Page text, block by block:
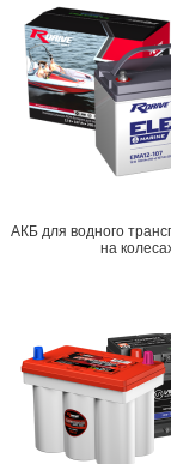
АКБ для водного
на